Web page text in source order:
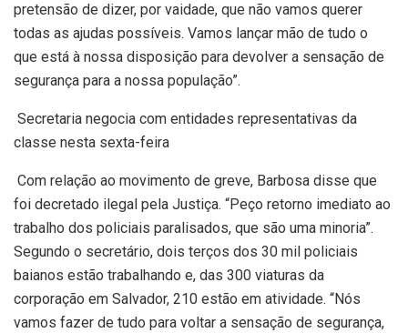
pretensão de dizer, por vaidade, que não vamos querer
todas as ajudas possíveis. Vamos lançar mão de tudo o
que está à nossa disposição para devolver a sensação de
segurança para a nossa população”.
Secretaria negocia com entidades representativas da
classe nesta sexta-feira
Com relação ao movimento de greve, Barbosa disse que
foi decretado ilegal pela Justiça. “Peço retorno imediato ao
trabalho dos policiais paralisados, que são uma minoria”.
Segundo o secretário, dois terços dos 30 mil policiais
baianos estão trabalhando e, das 300 viaturas da
corporação em Salvador, 210 estão em atividade. “Nós
vamos fazer de tudo para voltar a sensação de segurança,